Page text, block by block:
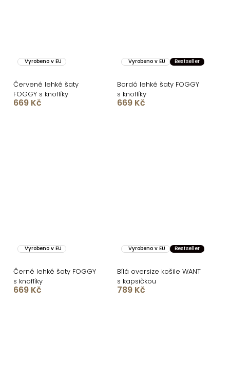
Vyrobeno v EU
Červené lehké šaty
FOGGY s knoflíky
669 Kč
Vyrobeno v EU Bestseller
Bordó lehké šaty FOGGY
s knoflíky
669 Kč
Vyrobeno v EU
Černé lehké šaty FOGGY
s knoflíky
669 Kč
Vyrobeno v EU Bestseller
Bílá oversize košile WANT
s kapsičkou
789 Kč